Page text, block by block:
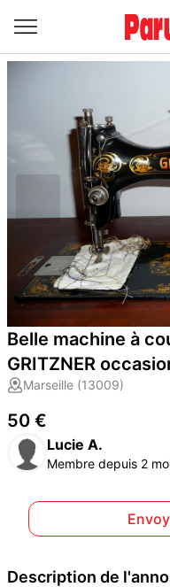
Belle machine à
GRITZNER
Marseille (13009)
50 €
Lucie A.
Membre depuis 2
Description de